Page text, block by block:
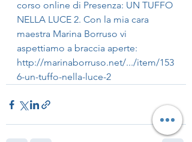
corso online di Presenza: UN TUFFO
NELLA LUCE 2. Con la mia cara
maestra Marina Borruso vi
aspettiamo a braccia aperte:
http://marinaborruso.net/.../item/153
6-un-tuffo-nella-luce-2